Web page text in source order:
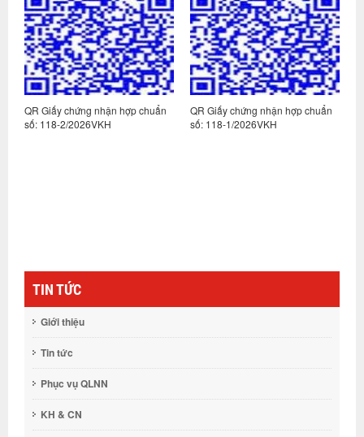
chứng nhận hợp chuẩn
2/2026VKH
QR Giấy chứng nhận hợp chuẩn
số: 118-1/2026VKH
QR Giấy
TIN TỨC
Giới thiệu
Tin tức
Phục vụ QLNN
KH & CN